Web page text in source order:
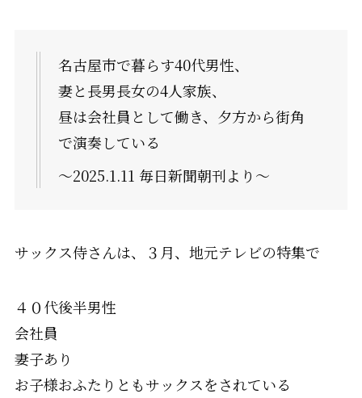
名古屋市で暮らす40代男性、
妻と長男長女の4人家族、
昼は会社員として働き、夕方から街角
で演奏している
～2025.1.11 毎日新聞朝刊より～
サックス侍さんは、３月、地元テレビの特集で
４０代後半男性
会社員
妻子あり
お子様おふたりともサックスをされている